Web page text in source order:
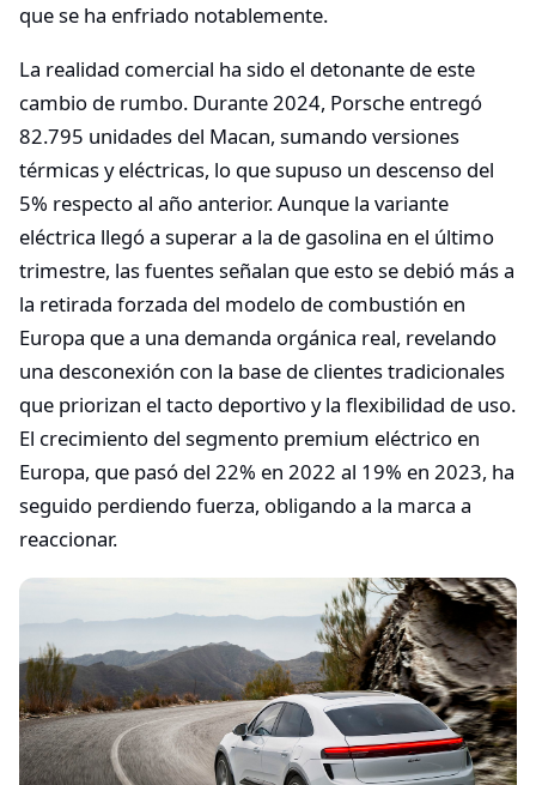
que se ha enfriado notablemente.
La realidad comercial ha sido el detonante de este
cambio de rumbo. Durante 2024, Porsche entregó
82.795 unidades del Macan, sumando versiones
térmicas y eléctricas, lo que supuso un descenso del
5% respecto al año anterior. Aunque la variante
eléctrica llegó a superar a la de gasolina en el último
trimestre, las fuentes señalan que esto se debió más a
la retirada forzada del modelo de combustión en
Europa que a una demanda orgánica real, revelando
una desconexión con la base de clientes tradicionales
que priorizan el tacto deportivo y la flexibilidad de uso.
El crecimiento del segmento premium eléctrico en
Europa, que pasó del 22% en 2022 al 19% en 2023, ha
seguido perdiendo fuerza, obligando a la marca a
reaccionar.